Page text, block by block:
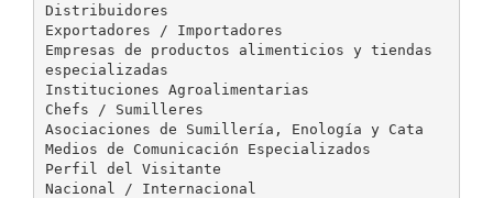
Distribuidores
Exportadores / Importadores
Empresas de productos alimenticios y tiendas
especializadas
Instituciones Agroalimentarias
Chefs / Sumilleres
Asociaciones de Sumillería, Enología y Cata
Medios de Comunicación Especializados
Perfil del Visitante
Nacional / Internacional